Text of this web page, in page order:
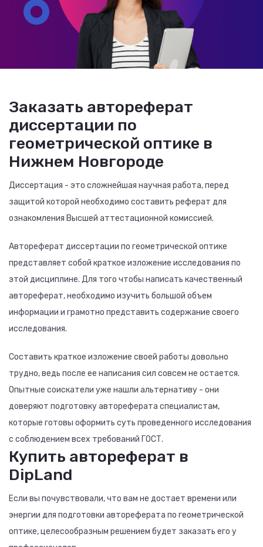
Заказать автореферат
диссертации по
геометрической оптике в
Нижнем Новгороде
Диссертация - это сложнейшая научная работа, перед
защитой которой необходимо составить реферат для
ознакомления Высшей аттестационной комиссией.
Автореферат диссертации по геометрической оптике
представляет собой краткое изложение исследования по
этой дисциплине. Для того чтобы написать качественный
автореферат, необходимо изучить большой объем
информации и грамотно представить содержание своего
исследования.
Составить краткое изложение своей работы довольно
трудно, ведь после ее написания сил совсем не остается.
Опытные соискатели уже нашли альтернативу - они
доверяют подготовку автореферата специалистам,
которые готовы оформить суть проведенного исследования
с соблюдением всех требований ГОСТ.
Купить автореферат в
DipLand
Если вы почувствовали, что вам не достает времени или
энергии для подготовки автореферата по геометрической
оптике, целесообразным решением будет заказать его у